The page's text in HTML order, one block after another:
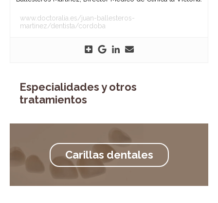
www.doctoralia.es/juan-ballesteros-
martinez/dentista/cordoba
Especialidades y otros
tratamientos
Carillas dentales